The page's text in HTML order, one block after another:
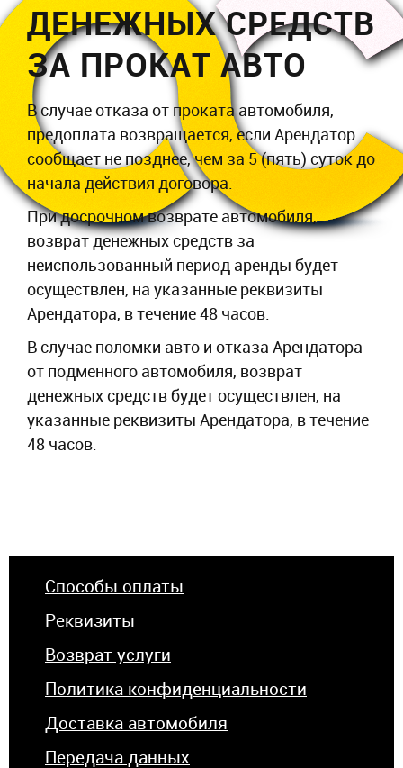
ДЕНЕЖНЫХ СРЕДСТВ
ЗА ПРОКАТ АВТО
В случае отказа от проката автомобиля,
предоплата возвращается, если Арендатор
сообщает не позднее, чем за 5 (пять) суток до
начала действия договора.
При досрочном возврате автомобиля,
возврат денежных средств за
неиспользованный период аренды будет
осуществлен, на указанные реквизиты
Арендатора, в течение 48 часов.
В случае поломки авто и отказа Арендатора
от подменного автомобиля, возврат
денежных средств будет осуществлен, на
указанные реквизиты Арендатора, в течение
48 часов.
Способы оплаты
Реквизиты
Возврат услуги
Политика конфиденциальности
Доставка автомобиля
Передача данных